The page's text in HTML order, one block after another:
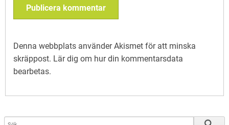
Denna webbplats använder Akismet för att minska
skräppost. Lär dig om hur din kommentarsdata
bearbetas.